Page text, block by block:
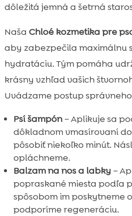
dôležitá jemná a šetrná
Naša Chloé kozmetika pre
aby zabezpečila maximálnu
hydratáciu. Tým pomáha
krásny vzhľad vašich
Uvádzame postup
Psí šampón– Aplikuje sa
dôkladnom vmasírovaní
pôsobiť niekoľko minút.
opláchneme.
Balzam na nos a labky –
popraskané miesta podľa
spôsobom im poskytneme
podporíme regeneráciu.